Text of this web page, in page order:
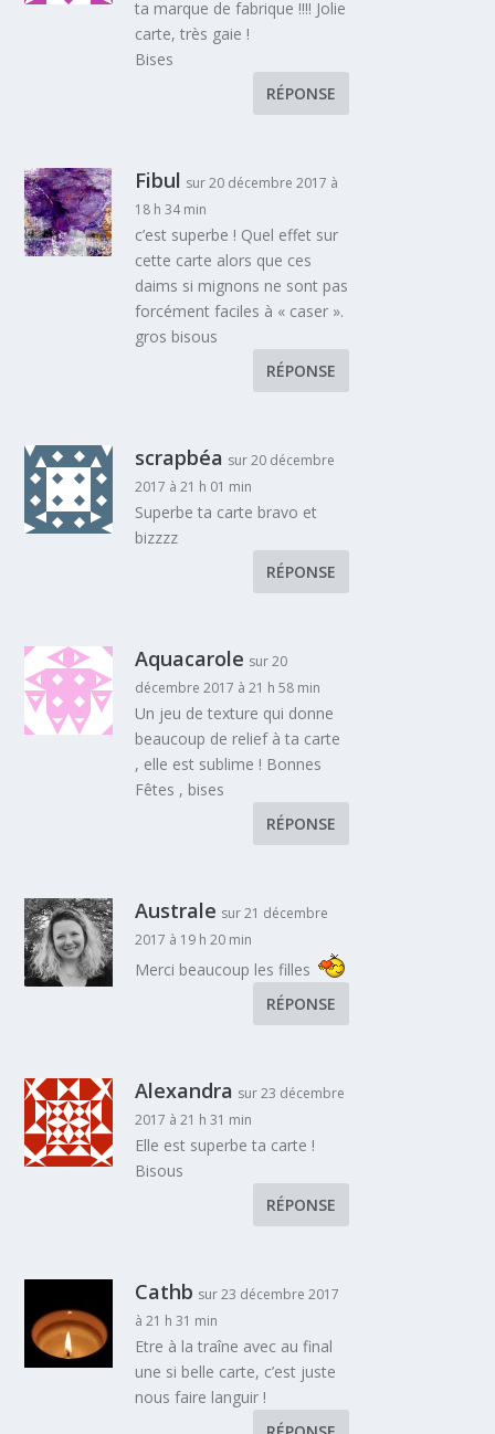
ta marque de fabrique !!!! Jolie
carte, très gaie !
Bises
RÉPONSE
Fibul sur 20 décembre 2017 à
18 h 34 min
c’est superbe ! Quel effet sur
cette carte alors que ces
daims si mignons ne sont pas
forcément faciles à « caser ».
gros bisous
RÉPONSE
scrapbéa sur 20 décembre
2017 à 21 h 01 min
Superbe ta carte bravo et
bizzzz
RÉPONSE
Aquacarole sur 20
décembre 2017 à 21 h 58 min
Un jeu de texture qui donne
beaucoup de relief à ta carte
, elle est sublime ! Bonnes
Fêtes , bises
RÉPONSE
Australe sur 21 décembre
2017 à 19 h 20 min
Merci beaucoup les filles
RÉPONSE
Alexandra sur 23 décembre
2017 à 21 h 31 min
Elle est superbe ta carte !
Bisous
RÉPONSE
Cathb sur 23 décembre 2017
à 21 h 31 min
Etre à la traîne avec au final
une si belle carte, c’est juste
nous faire languir !